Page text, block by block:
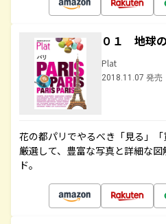
０１ 地球
Plat
2018.11.07 発売
花の都パリでやるべき「見る」
厳選して、豊富な写真と詳細な
ド。